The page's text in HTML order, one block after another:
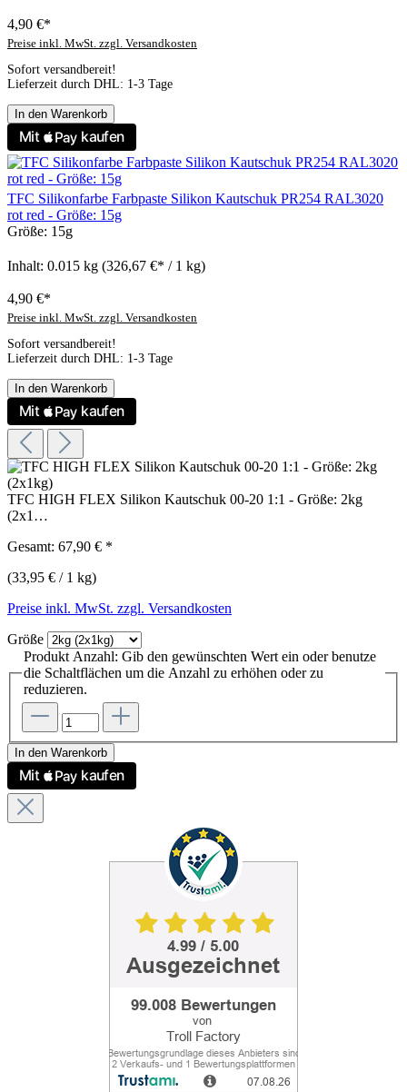
4,90 €*
Preise inkl. MwSt. zzgl. Versandkosten
Sofort versandbereit!
Lieferzeit durch DHL: 1-3 Tage
In den Warenkorb
TFC Silikonfarbe Farbpaste Silikon Kautschuk PR254 RAL3020
rot red - Größe: 15g
Größe: 15g
Inhalt: 0.015 kg (326,67 €* / 1 kg)
4,90 €*
Preise inkl. MwSt. zzgl. Versandkosten
Sofort versandbereit!
Lieferzeit durch DHL: 1-3 Tage
In den Warenkorb
TFC HIGH FLEX Silikon Kautschuk 00-20 1:1 - Größe: 2kg
(2x1…
Gesamt: 67,90 € *
(33,95 € / 1 kg)
Preise inkl. MwSt. zzgl. Versandkosten
Größe
Produkt Anzahl: Gib den gewünschten Wert ein oder benutze
die Schaltflächen um die Anzahl zu erhöhen oder zu
reduzieren.
In den Warenkorb